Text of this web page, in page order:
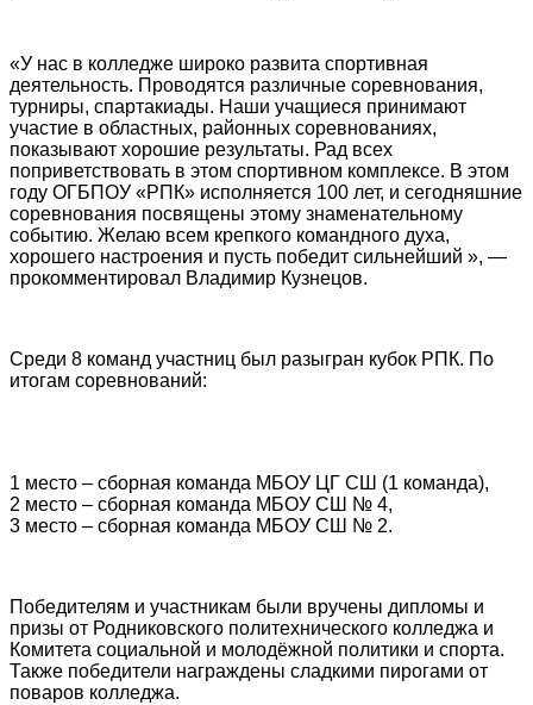
«У нас в колледже широко развита спортивная
деятельность. Проводятся различные соревнования,
турниры, спартакиады. Наши учащиеся принимают
участие в областных, районных соревнованиях,
показывают хорошие результаты. Рад всех
поприветствовать в этом спортивном комплексе. В этом
году ОГБПОУ «РПК» исполняется 100 лет, и сегодняшние
соревнования посвящены этому знаменательному
событию. Желаю всем крепкого командного духа,
хорошего настроения и пусть победит сильнейший », —
прокомментировал Владимир Кузнецов.
Среди 8 команд участниц был разыгран кубок РПК. По
итогам соревнований:
1 место – сборная команда МБОУ ЦГ СШ (1 команда),
2 место – сборная команда МБОУ СШ № 4,
3 место – сборная команда МБОУ СШ № 2.
Победителям и участникам были вручены дипломы и
призы от Родниковского политехнического колледжа и
Комитета социальной и молодёжной политики и спорта.
Также победители награждены сладкими пирогами от
поваров колледжа.